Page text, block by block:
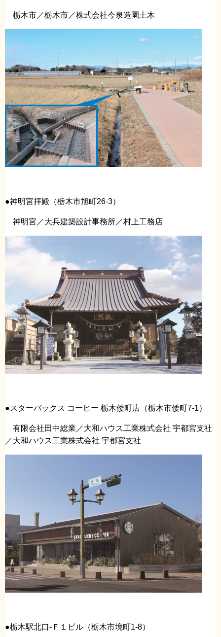
栃木市／栃木市／株式会社今泉造園土木
●神明宮拝殿（栃木市旭町26-3）
神明宮／大兵建築設計事務所／村上工務店
●スターバックス コーヒー 栃木倭町店（栃木市倭町7-1）
有限会社田中総業／大和ハウス工業株式会社 宇都宮支社
／大和ハウス工業株式会社 宇都宮支社
●栃木駅北口-Ｆ１ビル（栃木市境町1-8）